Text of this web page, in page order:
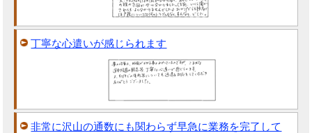
丁寧な心遣いが感じられます
非常に沢山の通数にも関わらず早急に業務を完了して